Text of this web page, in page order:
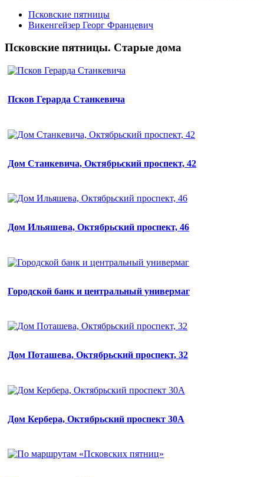
Псковские пятницы
Викенгейзер Георг Францевич
Псковские пятницы. Старые дома
Псков Герарда Станкевича
Дом Станкевича, Октябрьский проспект, 42
Дом Ильяшева, Октябрьский проспект, 46
Городской банк и центральный универмаг
Дом Поташева, Октябрьский проспект, 32
Дом Кербера, Октябрьский проспект 30А